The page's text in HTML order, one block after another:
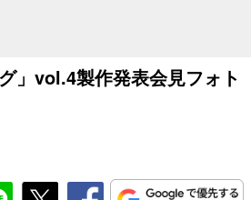
」vol.4製作発表会見フォト